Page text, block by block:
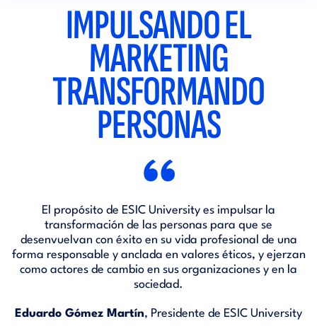
IMPULSANDO EL
MARKETING
TRANSFORMANDO
PERSONAS
“
El propósito de ESIC University es impulsar la
transformación de las personas para que se
desenvuelvan con éxito en su vida profesional de una
forma responsable y anclada en valores éticos, y ejerzan
como actores de cambio en sus organizaciones y en la
sociedad.
Eduardo Gómez Martín, Presidente de ESIC University